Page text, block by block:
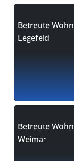
Betreute
Legefeld
Betreute
Weimar